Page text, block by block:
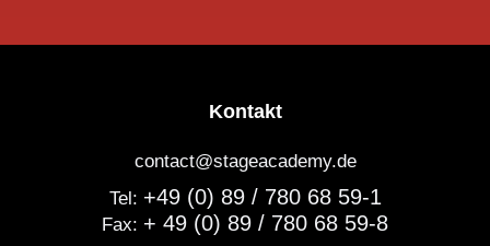
Kontakt
contact@stageacademy.de
Tel: +49 (0) 89 / 780 68 59-1
Fax: + 49 (0) 89 / 780 68 59-8